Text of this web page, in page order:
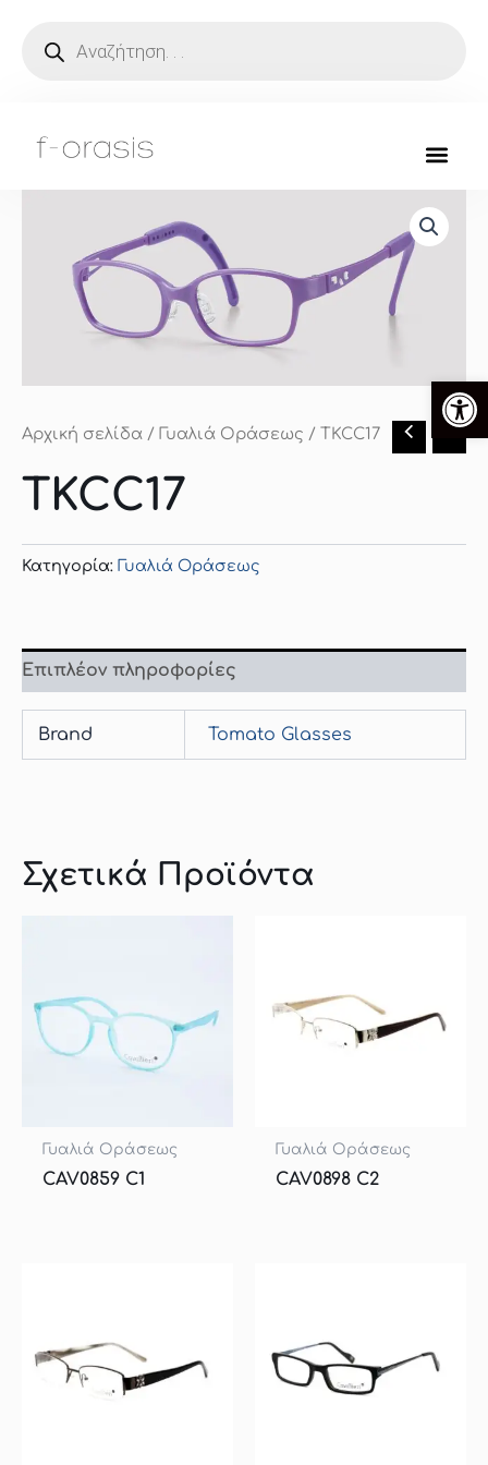
περιεχόμενο
Αρχική σελίδα / Γυαλιά Οράσεως / TKCC17
TKCC17
Κατηγορία: Γυαλιά Οράσεως
Επιπλέον πληροφορίες
Brand Tomato Glasses
Σχετικά Προϊόντα
Γυαλιά Οράσεως
CAV0859 C1
Γυαλιά Οράσεως
CAV0898 C2